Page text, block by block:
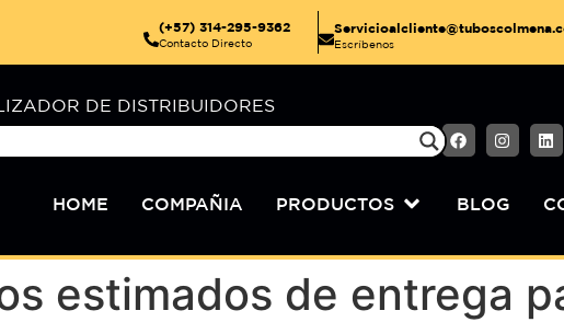
(+57) 314-295-9362
Contacto Directo Escríbenos
DE DISTRIBUIDORES
HOME COMPAÑIA PRODUCTOS BLOG
estimados de entrega